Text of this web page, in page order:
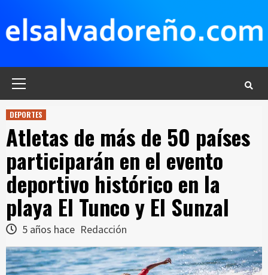
contenido
DEPORTES
Atletas de más de 50 países
participarán en el evento
deportivo histórico en la
playa El Tunco y El Sunzal
5 años hace Redacción